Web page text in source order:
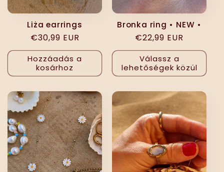
Liża earrings
Normál
ár
€30,99 EUR
Hozzáadás a
kosárhoz
Bronka ring • NEW •
Normál
ár
€22,99 EUR
Válassz a
lehetőségek közül